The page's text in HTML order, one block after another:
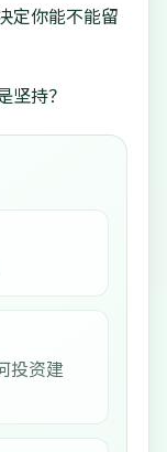
定你能不能留
坚持？
投资建